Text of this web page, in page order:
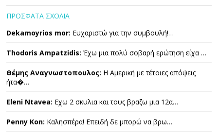
ΠΡΟΣΦΑΤΑ ΣΧΟΛΙΑ
Dekamoyrios mor: Ευχαριστώ για την συμβουλή!…
Thodoris Ampatzidis: Έχω μια πολύ σοβαρή ερώτηση είχα …
Θέμης Αναγνωστοπουλος: Η Αμερική με τέτοιες απόψεις
ήτα�…
Eleni Ntavea: Εχω 2 σκυλια και τους βραζω μια 12α…
Penny Kon: Καλησπέρα! Επειδή δε μπορώ να βρω…